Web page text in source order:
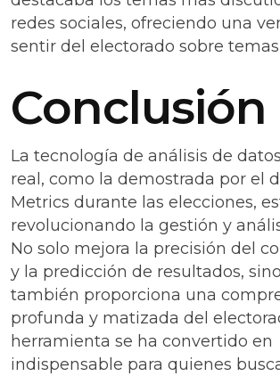
redes sociales, ofreciendo una
sentir del electorado sobre temas
Conclusión
La tecnología de análisis de
real, como la demostrada por el
Metrics durante las elecciones,
revolucionando la gestión y
No solo mejora la precisión del
y la predicción de resultados,
también proporciona una
profunda y matizada del
herramienta se ha convertido en
indispensable para quienes